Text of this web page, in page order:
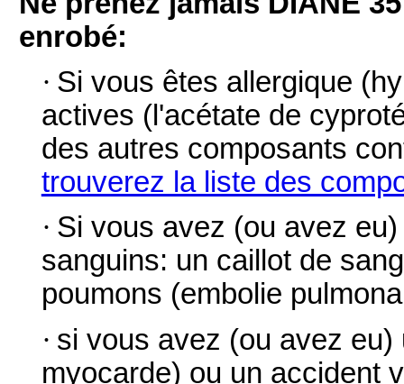
enrobé:
· Si vous êtes allergique
actives (l'acétate de
des autres composants
trouverez la liste des
· Si vous avez (ou avez
sanguins: un caillot de
poumons (embolie
· si vous avez (ou avez
myocarde) ou un accident